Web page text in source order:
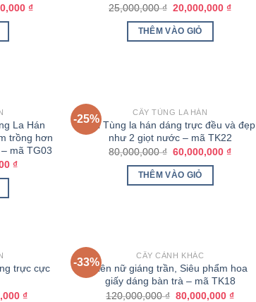
₫
25,000,000₫ 20,000,000 ₫
THÊM VÀO GIỎ
La Hán
trồng hơn
mã TG03
₫
-25%
CÂY TÙNG LA HÁN
Đôi Tùng la hán dáng trực đều và đẹp
như 2 giọt nước – mã TK22
80,000,000₫ 60,000,000 ₫
THÊM VÀO GIỎ
trực cực
₫
-33%
HẾT HÀNG
CÂY CẢNH KHÁC
Tiên nữ giáng trần, Siêu phẩm hoa
giấy dáng bàn trà – mã TK18
120,000,000₫ 80,000,000 ₫